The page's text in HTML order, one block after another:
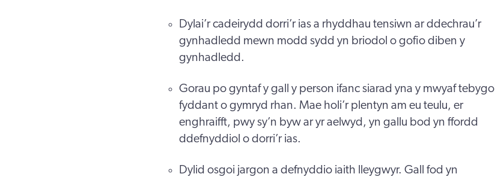
Dylai’r cadeirydd dorri’r ias a rhyddhau tensiwn ar ddechrau’r
gynhadledd mewn modd sydd yn briodol o gofio diben y
gynhadledd.
Gorau po gyntaf y gall y person ifanc siarad yna y mwyaf tebygol
fyddant o gymryd rhan. Mae holi’r plentyn am eu teulu, er
enghraifft, pwy sy’n byw ar yr aelwyd, yn gallu bod yn ffordd
ddefnyddiol o dorri’r ias.
Dylid osgoi jargon a defnyddio iaith lleygwyr. Gall fod yn